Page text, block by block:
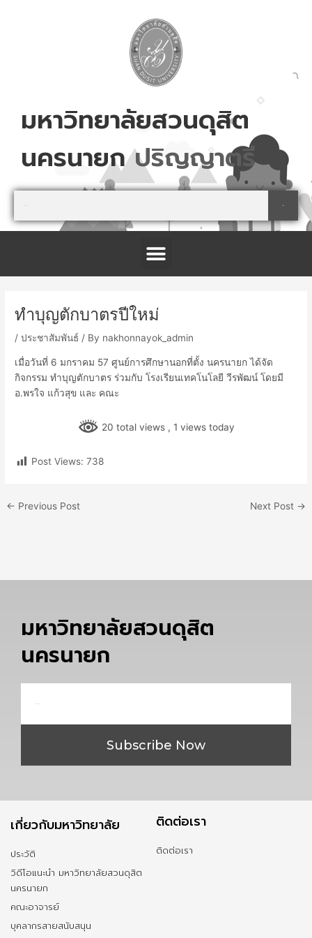
มหาวิทยาลัยสวนดุสิต
นครนายก ปรญญาตร
Menu
ทำบุญตักบาตรปีใหม่
/ประชาสัมพันธ์ / By nakhonnayok_admin
เมื่อวันที่ 6 มกราคม 57 ศูนย์การศึกษานอกที่ตั้ง นครนายก ได้จัด
กิจกรรม ทำบุญตักบาตร ร่วมกับ โรงเรียนเทคโนโลยี วีรพัฒน์ โดยมี
อ.พรใจ แก้วสุข และ คณะ
20 total views , 1 views today
Post Views: 738
← Previous Post Next Post →
มหาวิทยาลัยสวนดุสิต
นครนายก
Subscribe Now
เกี่ยวกับมหาวิทยาลัย
ประวัติ
วิดีโอแนะนำ มหาวิทยาลัยสวนดุสิต
นครนายก
คณะอาจารย์
บุคลากรสายสนับสนุน
ติดต่อเรา
ติดต่อเรา